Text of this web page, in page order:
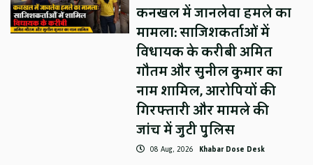
कनखल में जानलेवा हमले का
मामला: साजिशकर्ताओं में
विधायक के करीबी अमित
गौतम और सुनील कुमार का
नाम शामिल, आरोपियों की
गिरफ्तारी और मामले की
जांच में जुटी पुलिस
08 Aug, 2026 Khabar Dose Desk